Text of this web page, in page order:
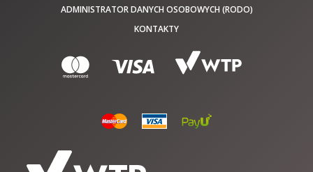
ADMINISTRATOR DANYCH OSOBOWYCH (RODO)
KONTAKTY